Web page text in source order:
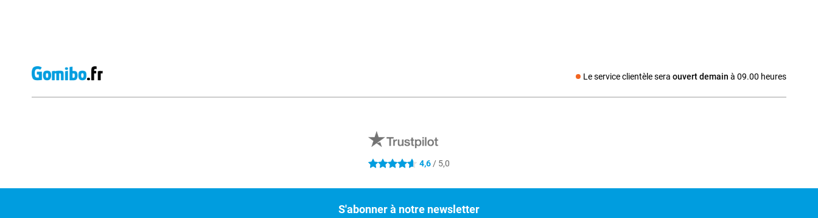
Le service clientèle sera ouvert demain à 09.00 heures
Média social
4.6 étoiles 4,6 / 5,0
S'abonner à notre newsletter